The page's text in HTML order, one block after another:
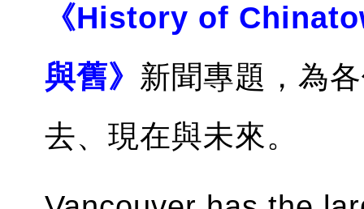
《History of
與舊》 新聞專題，為
去、現在與未來。